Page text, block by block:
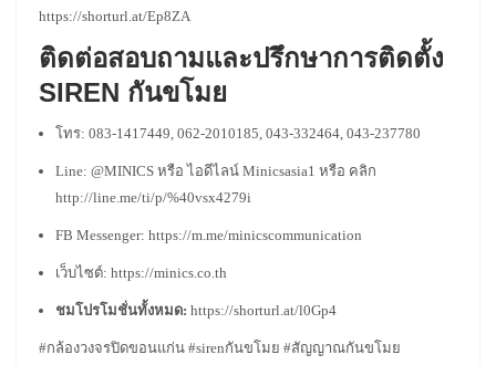
https://shorturl.at/Ep8ZA
ติดต่อสอบถามและปรึกษาการติดตั้ง
SIREN กันขโมย
โทร: 083-1417449, 062-2010185, 043-332464, 043-237780
Line: @MINICS หรือ ไอดีไลน์ Minicsasia1 หรือ คลิก
http://line.me/ti/p/%40vsx4279i
FB Messenger: https://m.me/minicscommunication
เว็บไซต์: https://minics.co.th
ชมโปรโมชั่นทั้งหมด: https://shorturl.at/l0Gp4
#กล้องวงจรปิดขอนแก่น #sirenกันขโมย #สัญญาณกันขโมย